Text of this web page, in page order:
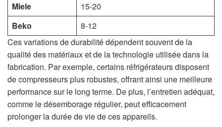
Miele
15-20
Beko
8-12
Ces variations de durabilité dépendent souvent de la
qualité des matériaux et de la technologie utilisée dans la
fabrication. Par exemple, certains réfrigérateurs disposent
de compresseurs plus robustes, offrant ainsi une meilleure
performance sur le long terme. De plus, l’entretien adéquat,
comme le désemborage régulier, peut efficacement
prolonger la durée de vie de ces appareils.